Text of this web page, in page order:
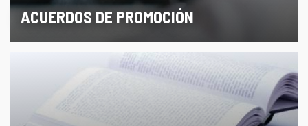
ACUERDOS DE PROMOCIÓN